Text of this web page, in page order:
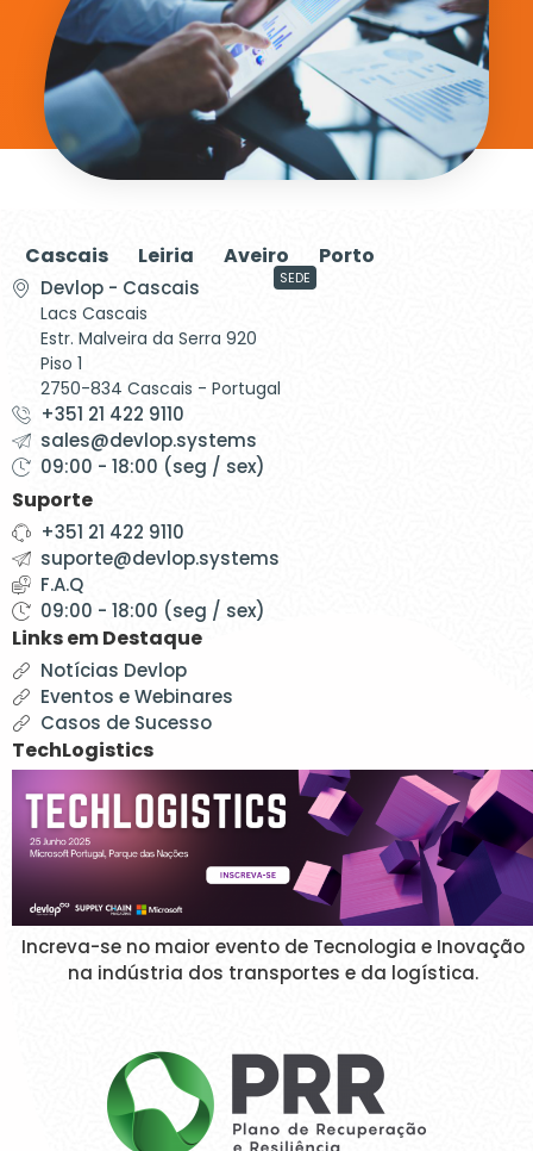
Cascais Leiria Aveiro Porto
Devlop - Cascais
Lacs Cascais
Estr. Malveira da Serra 920
Piso 1
2750-834 Cascais - Portugal
SEDE
+351 21 422 9110
sales@devlop.systems
09:00 - 18:00 (seg / sex)
Suporte
+351 21 422 9110
suporte@devlop.systems
F.A.Q
09:00 - 18:00 (seg / sex)
Links em Destaque
Notícias Devlop
Eventos e Webinares
Casos de Sucesso
TechLogistics
Increva-se no maior evento de Tecnologia e Inovação
na indústria dos transportes e da logística.